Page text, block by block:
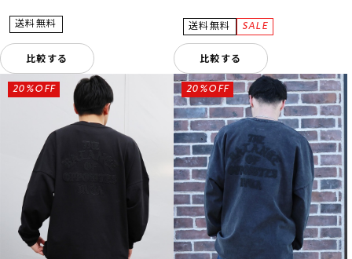
比較する 比較する
20%OFF 20%OFF